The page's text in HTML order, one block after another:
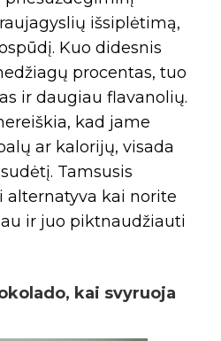
išsiplėtimą,
Kuo didesnis
procentas, tuo
ir daugiau flavanolių.
kad jame
ar kalorijų, visada
Tamsusis
alternatyva kai norite
ir juo piktnaudžiauti
kai svyruoja